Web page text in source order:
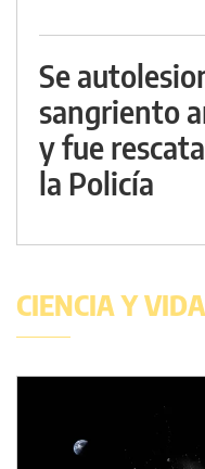
Se
sangriento
y fue
la Policía
CIENCIA Y VIDA